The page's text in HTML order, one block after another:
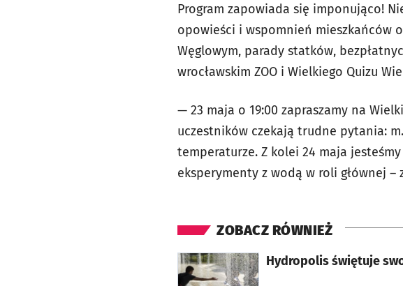
Program zapowiada się imponująco!
opowieści i wspomnień mieszkańców
Węglowym, parady statków,
wrocławskim ZOO i Wielkiego Quizu
— 23 maja o 19:00 zapraszamy na
uczestników czekają trudne pytania:
temperaturze. Z kolei 24 maja
eksperymenty z wodą w roli głównej –
ZOBACZ RÓWNIEŻ
Hydropolis świętuje
otworzy się w nowej karcie